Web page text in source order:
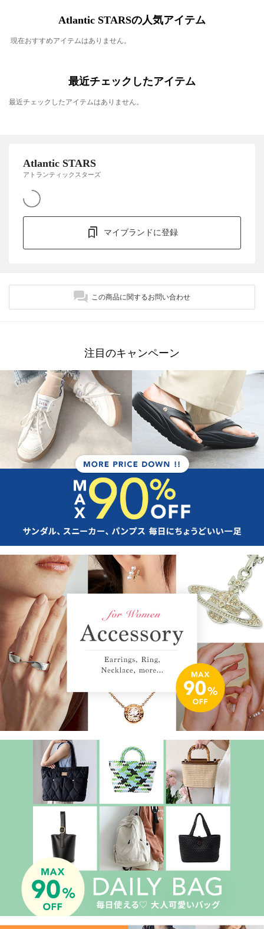
Atlantic STARSの人気アイテム
現在おすすめアイテムはありません。
最近チェックしたアイテム
最近チェックしたアイテムはありません。
Atlantic STARS
アトランティックスターズ
マイブランドに登録
この商品に関するお問い合わせ
注目のキャンペーン